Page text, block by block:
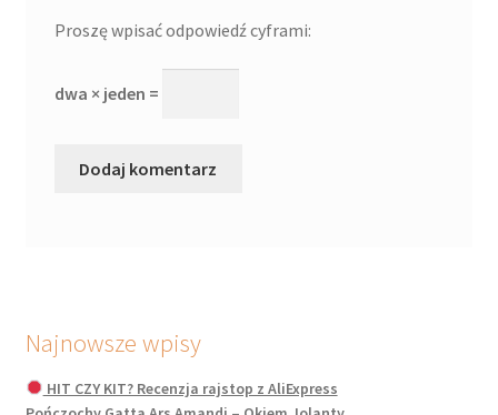
Proszę wpisać odpowiedź cyframi:
dwa × jeden =
Najnowsze wpisy
HIT CZY KIT? Recenzja rajstop z AliExpress